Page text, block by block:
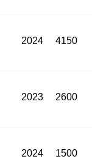
2024 4150
2023 2600
2024 1500